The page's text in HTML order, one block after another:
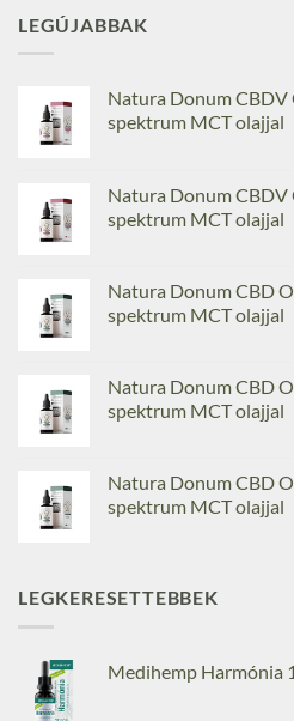
LEGÚJABBAK
Natura Donum CBDV
spektrum MCT olajjal
Natura Donum CBDV
spektrum MCT olajjal
Natura Donum CBD
spektrum MCT olajjal
Natura Donum CBD
spektrum MCT olajjal
Natura Donum CBD
spektrum MCT olajjal
LEGKERESETTEBBEK
Medihemp Harmónia